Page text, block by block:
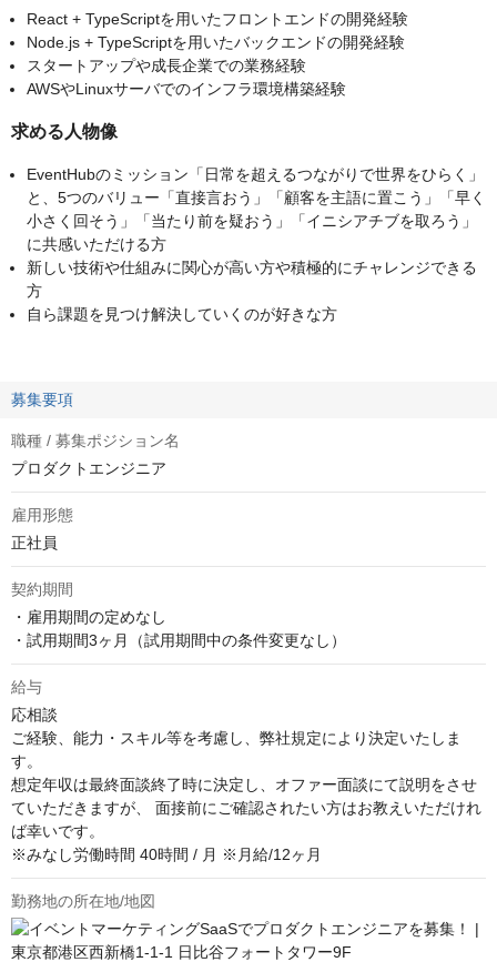
React + TypeScriptを用いたフロントエンドの開発経験
Node.js + TypeScriptを用いたバックエンドの開発経験
スタートアップや成長企業での業務経験
AWSやLinuxサーバでのインフラ環境構築経験
求める人物像
EventHubのミッション「日常を超えるつながりで世界をひらく」
と、5つのバリュー「直接言おう」「顧客を主語に置こう」「早く
小さく回そう」「当たり前を疑おう」「イニシアチブを取ろう」
に共感いただける方
新しい技術や仕組みに関心が高い方や積極的にチャレンジできる
方
自ら課題を見つけ解決していくのが好きな方
募集要項
職種 / 募集ポジション名
プロダクトエンジニア
雇用形態
正社員
契約期間
・雇用期間の定めなし
・試用期間3ヶ月（試用期間中の条件変更なし）
給与
応相談
ご経験、能力・スキル等を考慮し、弊社規定により決定いたしま
す。
想定年収は最終面談終了時に決定し、オファー面談にて説明をさせ
ていただきますが、 面接前にご確認されたい方はお教えいただけれ
ば幸いです。
※みなし労働時間 40時間 / 月 ※月給/12ヶ月
勤務地の所在地/地図